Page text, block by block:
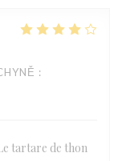
:
tartare de thon